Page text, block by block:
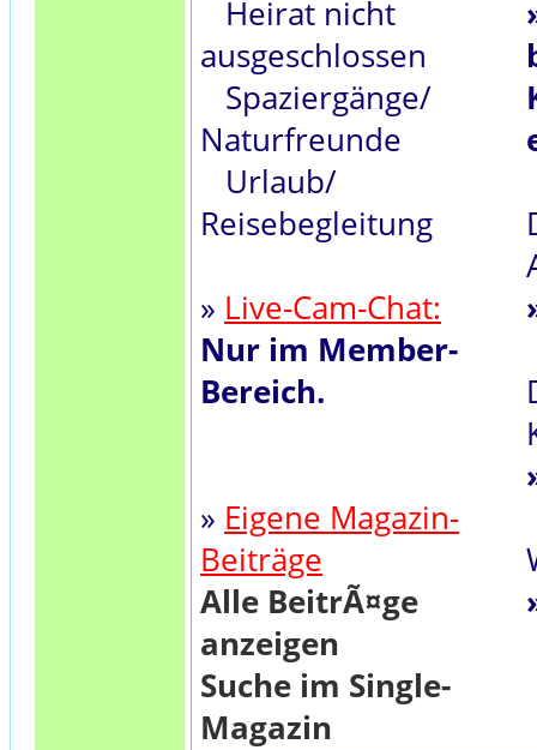
Heirat nicht
ausgeschlossen
Spaziergänge/
Naturfreunde
Urlaub/
Reisebegleitung
» Live-Cam-Chat:
Nur im Member-
Bereich.
» Eigene Magazin-
Beiträge
Alle BeitrÃ¤ge
anzeigen
Suche im Single-
Magazin